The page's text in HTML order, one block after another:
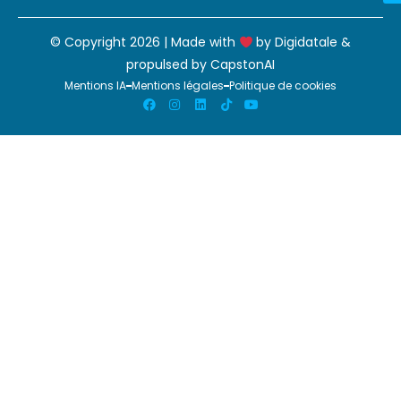
© Copyright 2026 | Made with byDigidatale &
propulsed by CapstonAI
Mentions IA Mentions légales Politique de cookies